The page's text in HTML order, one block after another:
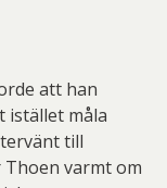
att han
istället måla
till
varmt om